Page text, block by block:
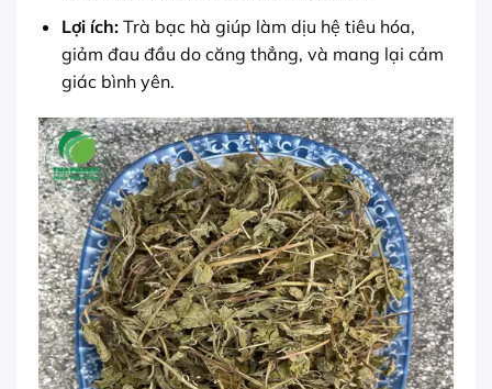
Lợi ích:Trà bạc hà giúp làm dịu hệ tiêu hóa,
giảm đau đầu do căng thẳng, và mang lại cảm
giác bình yên.